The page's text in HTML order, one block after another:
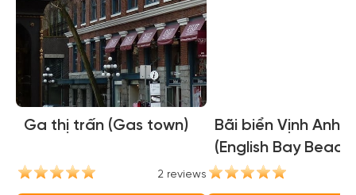
Ga thị trấn (Gas town)
2 reviews
Bãi biển Vịnh Anh
(English Bay Beach)